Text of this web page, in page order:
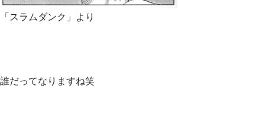
「スラムダンク」より
誰だってなりますね笑